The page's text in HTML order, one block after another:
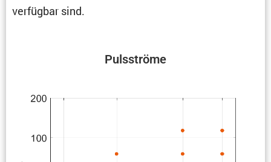
verfügbar sind.
Pulsströme